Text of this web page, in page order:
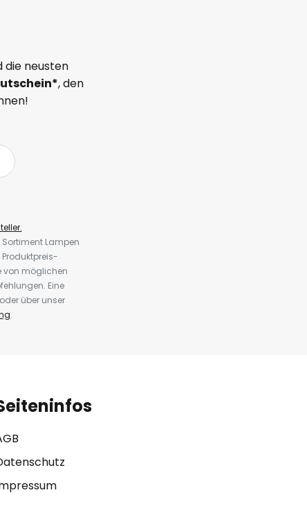
die neusten
, den
Lampen
von möglichen
Eine
über unser
.